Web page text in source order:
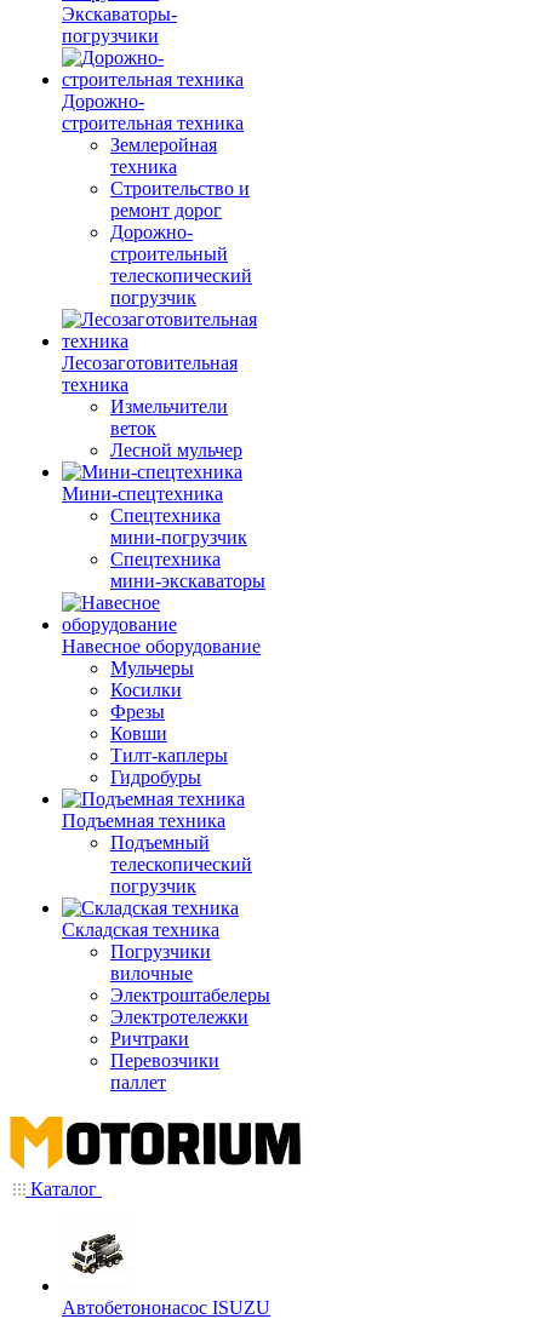
Экскаваторы-
погрузчики
Дорожно-
строительная техника
Землеройная
техника
Строительство и
ремонт дорог
Дорожно-
строительный
телескопический
погрузчик
Лесозаготовительная
техника
Измельчители
веток
Лесной мульчер
Мини-спецтехника
Спецтехника
мини-погрузчик
Спецтехника
мини-экскаваторы
Навесное оборудование
Мульчеры
Косилки
Фрезы
Ковши
Тилт-каплеры
Гидробуры
Подъемная техника
Подъемный
телескопический
погрузчик
Складская техника
Погрузчики
вилочные
Электроштабелеры
Электротележки
Ричтраки
Перевозчики
паллет
Каталог
Автобетононасос ISUZU